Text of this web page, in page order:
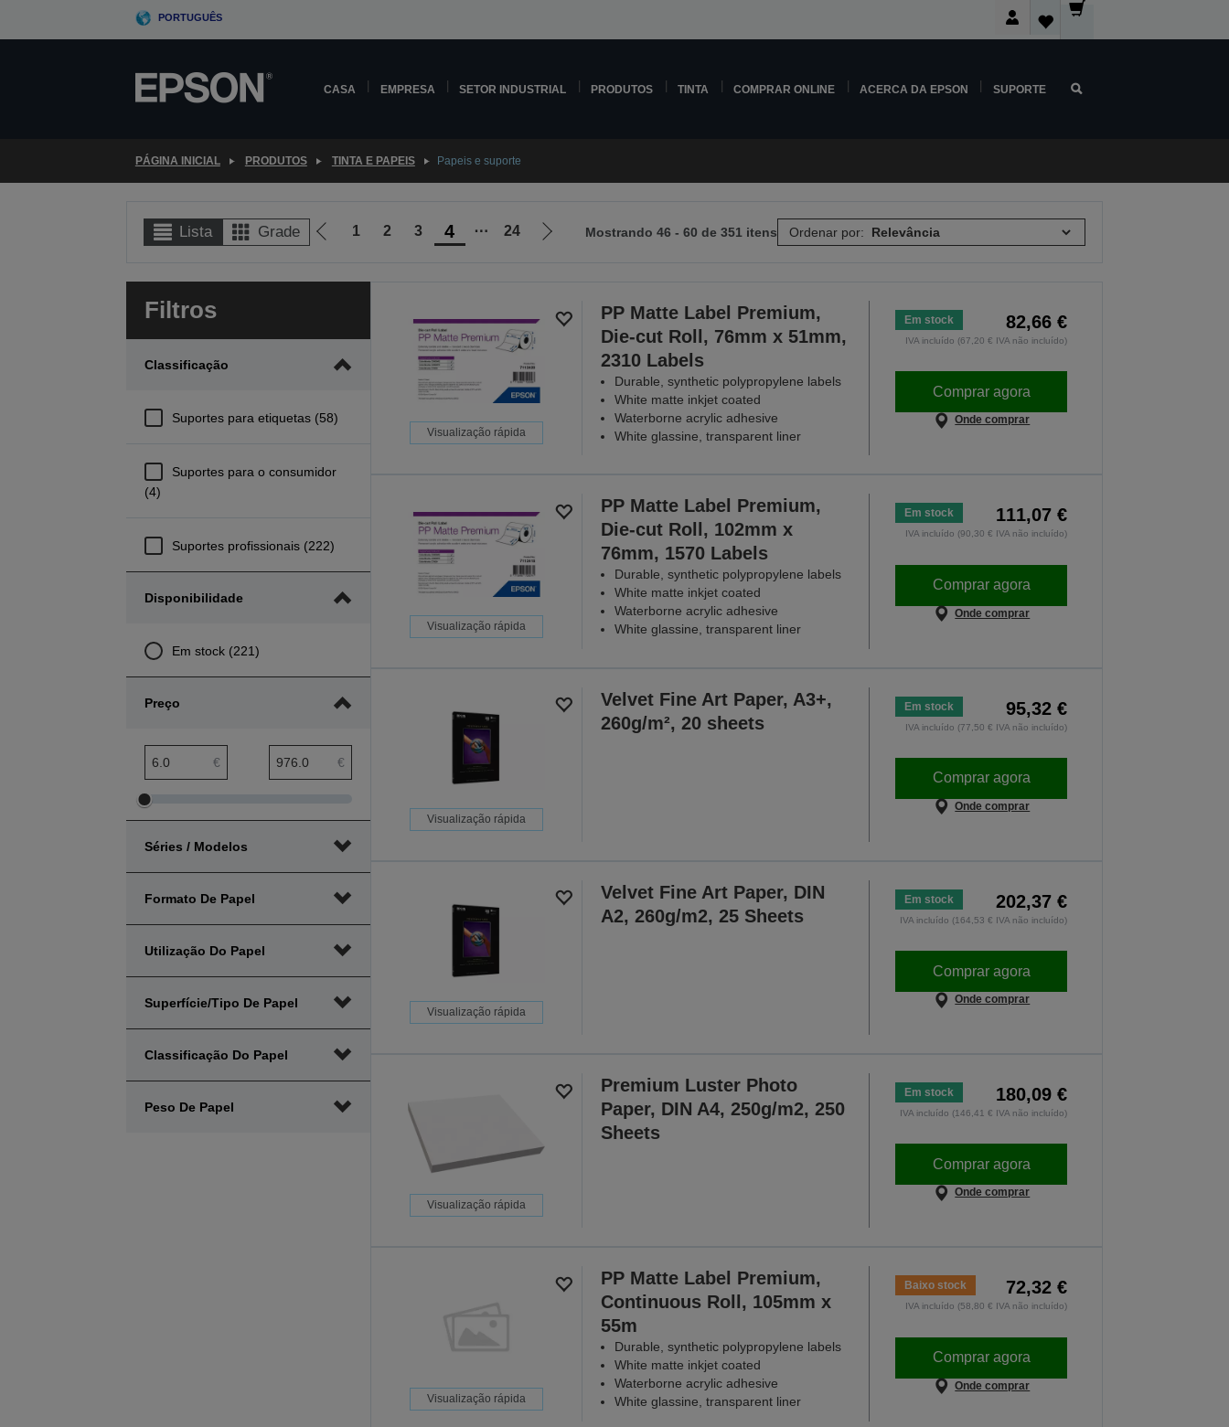
PORTUGUÊS
CASA EMPRESA SETOR INDUSTRIAL PRODUTOS TINTA COMPRAR ONLINE ACERCA DA EPSON SUPORTE
PÁGINA INICIAL PRODUTOS TINTA E PAPEIS Papeis e suporte
Lista Grade
Ir
a
1 2 3 4 ⋯ 24
Ir
página
Mostrando 46 - 60 de 351 itens Ordenar por:
Filtros
Classificação
Suportes para etiquetas (58)
Suportes para o consumidor
(4)
Suportes profissionais (222)
Disponibilidade
Em stock (221)
Preço
€ €
Ajustar
mínima
preço
Ajustar
máxima
preço
Séries / Modelos
Formato De Papel
Utilização Do Papel
Superfície/Tipo De Papel
Classificação Do Papel
Peso De Papel
Visualização rápida
PP Matte Label Premium,
Die-cut Roll, 76mm x 51mm,
2310 Labels
Durable, synthetic polypropylene labels
White matte inkjet coated
Waterborne acrylic adhesive
White glassine, transparent liner
Em stock 82,66 €
IVA incluído (67,20 € IVA não incluído)
Comprar agora
Onde comprar
Visualização rápida
PP Matte Label Premium,
Die-cut Roll, 102mm x
76mm, 1570 Labels
Durable, synthetic polypropylene labels
White matte inkjet coated
Waterborne acrylic adhesive
White glassine, transparent liner
Em stock 111,07 €
IVA incluído (90,30 € IVA não incluído)
Comprar agora
Onde comprar
Visualização rápida
Velvet Fine Art Paper, A3+,
260g/m², 20 sheets
Em stock 95,32 €
IVA incluído (77,50 € IVA não incluído)
Comprar agora
Onde comprar
Visualização rápida
Velvet Fine Art Paper, DIN
A2, 260g/m2, 25 Sheets
Em stock 202,37 €
IVA incluído (164,53 € IVA não incluído)
Comprar agora
Onde comprar
Visualização rápida
Premium Luster Photo
Paper, DIN A4, 250g/m2, 250
Sheets
Em stock 180,09 €
IVA incluído (146,41 € IVA não incluído)
Comprar agora
Onde comprar
Visualização rápida
PP Matte Label Premium,
Continuous Roll, 105mm x
55m
Durable, synthetic polypropylene labels
White matte inkjet coated
Waterborne acrylic adhesive
White glassine, transparent liner
Baixo stock 72,32 €
IVA incluído (58,80 € IVA não incluído)
Comprar agora
Onde comprar